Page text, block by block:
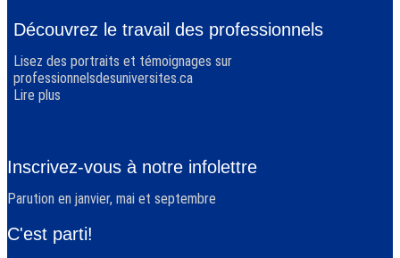
Découvrez le travail des professionnels
Lisez des portraits et témoignages sur
professionnelsdesuniversites.ca
Lire plus
Inscrivez-vous à notre infolettre
Parution en janvier, mai et septembre
C'est parti!